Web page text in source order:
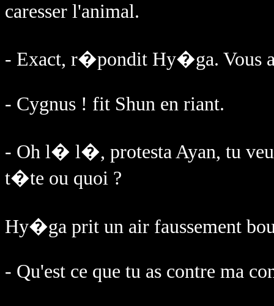
caresser l'animal.
- Exact, r�pondit Hy�ga. Vous
- Cygnus ! fit Shun en riant.
- Oh l� l�, protesta Ayan, tu
t�te ou quoi ?
Hy�ga prit un air faussement
- Qu'est ce que tu as contre ma